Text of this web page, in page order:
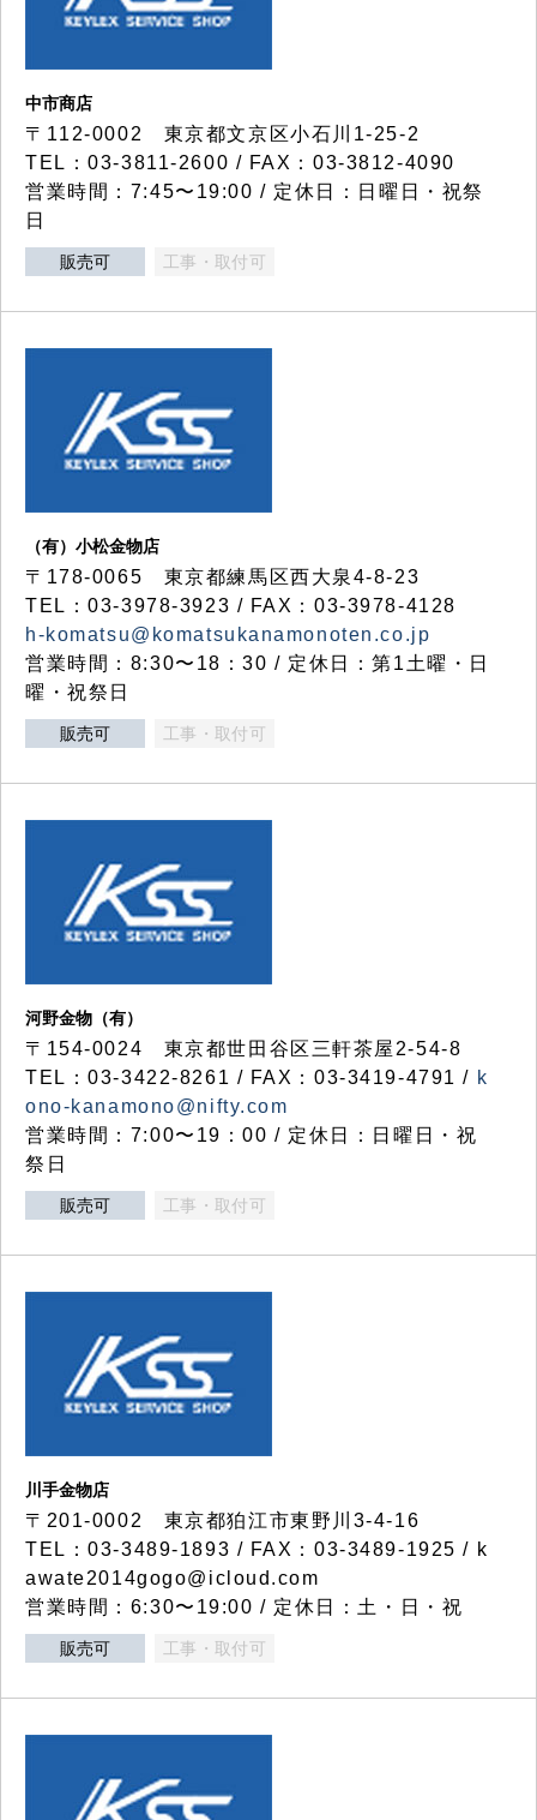
中市商店
〒112-0002 東京都文京区小石川1-25-2
TEL：03-3811-2600 / FAX：03-3812-4090
営業時間：7:45〜19:00 / 定休日：日曜日・祝祭
日
販売可 工事・取付可
（有）小松金物店
〒178-0065 東京都練馬区西大泉4-8-23
TEL：03-3978-3923 / FAX：03-3978-4128
h-komatsu@komatsukanamonoten.co.jp
営業時間：8:30〜18：30 / 定休日：第1土曜・日
曜・祝祭日
販売可 工事・取付可
河野金物（有）
〒154-0024 東京都世田谷区三軒茶屋2-54-8
TEL：03-3422-8261 / FAX：03-3419-4791 / k
ono-kanamono@nifty.com
営業時間：7:00〜19：00 / 定休日：日曜日・祝
祭日
販売可 工事・取付可
川手金物店
〒201-0002 東京都狛江市東野川3-4-16
TEL：03-3489-1893 / FAX：03-3489-1925 / k
awate2014gogo@icloud.com
営業時間：6:30〜19:00 / 定休日：土・日・祝
販売可 工事・取付可